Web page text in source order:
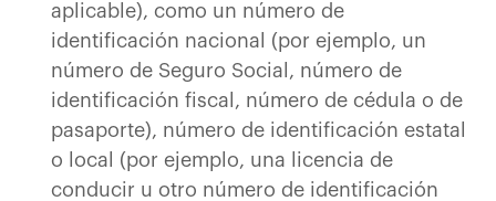
aplicable), como un número de
identificación nacional (por ejemplo, un
número de Seguro Social, número de
identificación fiscal, número de cédula o de
pasaporte), número de identificación estatal
o local (por ejemplo, una licencia de
conducir u otro número de identificación